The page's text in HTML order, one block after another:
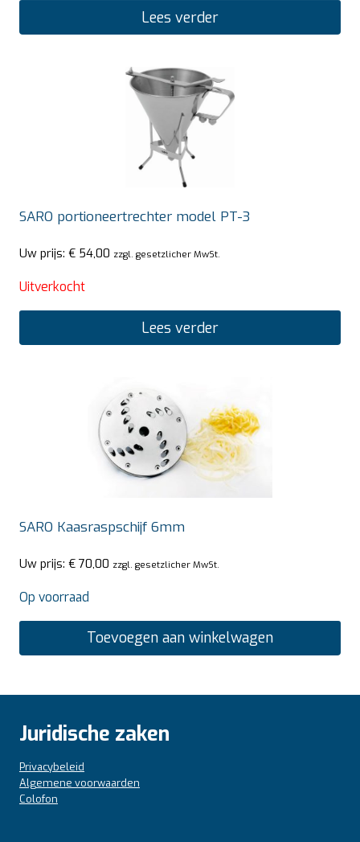
Lees verder
SARO portioneertrechter model PT-3
Uw prijs: € 54,00 zzgl. gesetzlicher MwSt.
Uitverkocht
Lees verder
SARO Kaasraspschijf 6mm
Uw prijs: € 70,00 zzgl. gesetzlicher MwSt.
Op voorraad
Toevoegen aan winkelwagen
Juridische zaken
Privacybeleid
Algemene voorwaarden
Colofon